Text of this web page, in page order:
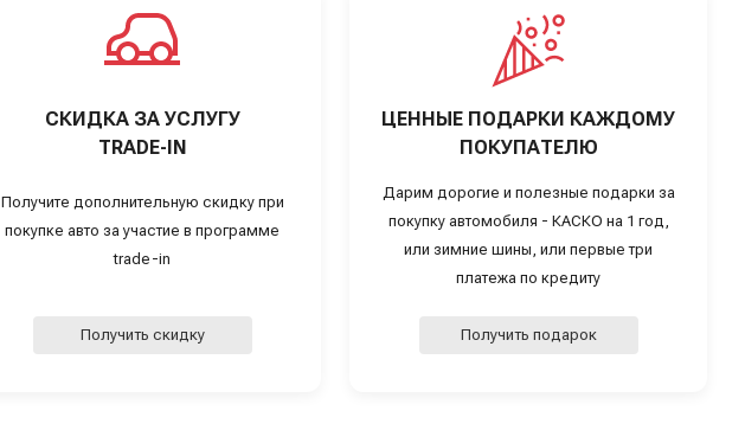
СКИДКА ЗА УСЛУГУ
TRADE-IN
Получите дополнительную скидку при
покупке авто за участие в программе
trade-in
Получить скидку
ЦЕННЫЕ ПОДАРКИ КАЖДОМУ
ПОКУПАТЕЛЮ
Дарим дорогие и полезные подарки за
покупку автомобиля - КАСКО на 1 год,
или зимние шины, или первые три
платежа по кредиту
Получить подарок